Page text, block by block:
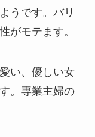
うです。バリ
がモテます。
い、優しい女
。専業主婦の